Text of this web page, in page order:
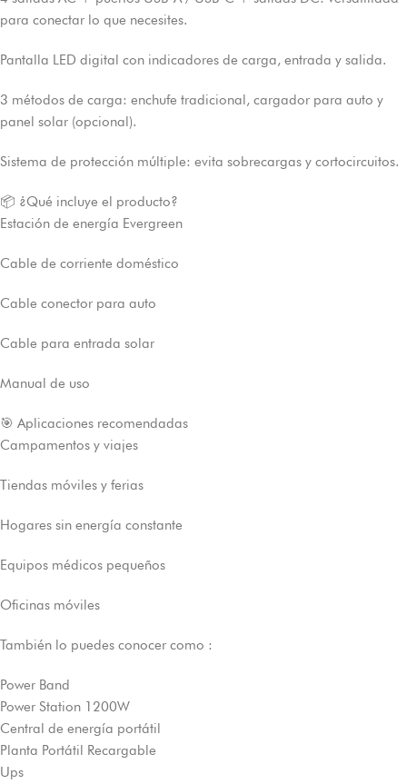
para conectar lo que necesites.
Pantalla LED digital con indicadores de carga, entrada y salida.
3 métodos de carga: enchufe tradicional, cargador para auto y
panel solar (opcional).
Sistema de protección múltiple: evita sobrecargas y cortocircuitos.
📦 ¿Qué incluye el producto?
Estación de energía Evergreen
Cable de corriente doméstico
Cable conector para auto
Cable para entrada solar
Manual de uso
🎯 Aplicaciones recomendadas
Campamentos y viajes
Tiendas móviles y ferias
Hogares sin energía constante
Equipos médicos pequeños
Oficinas móviles
También lo puedes conocer como :
Power Band
Power Station 1200W
Central de energía portátil
Planta Portátil Recargable
Ups